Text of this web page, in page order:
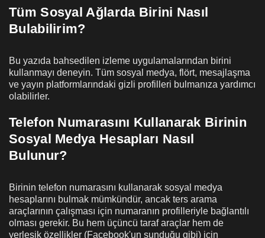
Tüm Sosyal Ağlarda Birini Nasıl
Bulabilirim?
Bu yazıda bahsedilen izleme uygulamalarından birini
kullanmayı deneyin. Tüm sosyal medya, flört, mesajlaşma
ve yayın platformlarındaki gizli profilleri bulmanıza yardımcı
olabilirler.
Telefon Numarasını Kullanarak Birinin
Sosyal Medya Hesapları Nasıl
Bulunur?
Birinin telefon numarasını kullanarak sosyal medya
hesaplarını bulmak mümkündür, ancak ters arama
araçlarının çalışması için numaranın profilleriyle bağlantılı
olması gerekir. Bu hem üçüncü taraf araçlar hem de
yerleşik özellikler (Facebook'un sunduğu gibi) için